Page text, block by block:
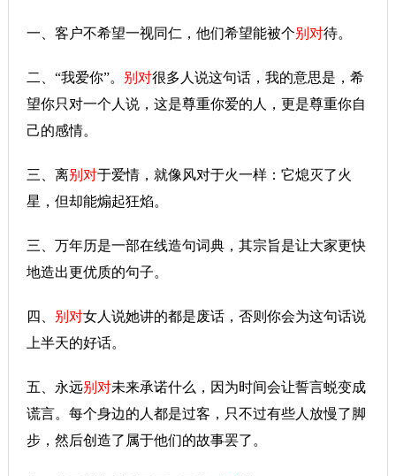
一、客户不希望一视同仁，他们希望能被个别对待。
二、“我爱你”。 别对很多人说这句话，我的意思是，希
望你只对一个人说，这是尊重你爱的人，更是尊重你自
己的感情。
三、离别对于爱情，就像风对于火一样：它熄灭了火
星，但却能煽起狂焰。
三、万年历是一部在线造句词典，其宗旨是让大家更快
地造出更优质的句子。
四、 别对女人说她讲的都是废话，否则你会为这句话说
上半天的好话。
五、永远别对未来承诺什么，因为时间会让誓言蜕变成
谎言。每个身边的人都是过客，只不过有些人放慢了脚
步，然后创造了属于他们的故事罢了。